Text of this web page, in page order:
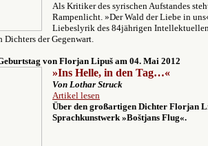
Als Kritiker des syrischen Aufstandes
Rampenlicht. »Der Wald der Liebe in
Liebeslyrik des 84jährigen
Dichters der Gegenwart.
von Florjan Lipuš am 04. Mai 2012
»Ins Helle, in den Tag…«
Von Lothar Struck
Artikel lesen
Über den großartigen Dichter Florjan
Sprachkunstwerk »Boštjans Flug«.